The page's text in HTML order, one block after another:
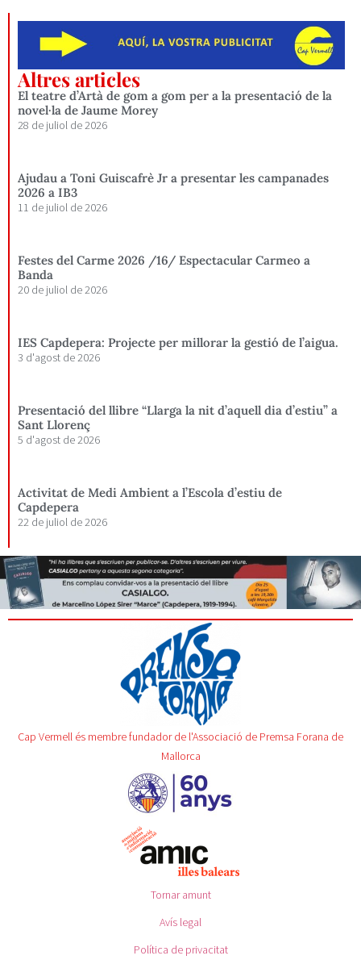
Altres articles
El teatre d’Artà de gom a gom per a la presentació de la
novel·la de Jaume Morey
28 de juliol de 2026
Ajudau a Toni Guiscafrè Jr a presentar les campanades
2026 a IB3
11 de juliol de 2026
Festes del Carme 2026 /16/ Espectacular Carmeo a
Banda
20 de juliol de 2026
IES Capdepera: Projecte per millorar la gestió de l’aigua.
3 d'agost de 2026
Presentació del llibre “Llarga la nit d’aquell dia d’estiu” a
Sant Llorenç
5 d'agost de 2026
Activitat de Medi Ambient a l’Escola d’estiu de
Capdepera
22 de juliol de 2026
Cap Vermell és membre fundador de l'Associació de Premsa Forana de
Mallorca
Tornar amunt
Avís legal
Política de privacitat